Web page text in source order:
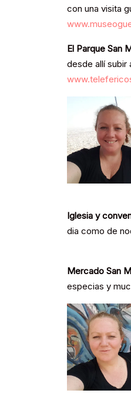
con una visita
El Parque San
desde allí subir
Iglesia y
dia como de
Mercado San
especias y